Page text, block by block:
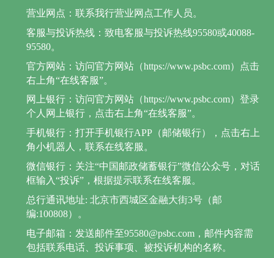
营业网点：联系我行营业网点工作人员。
客服与投诉热线：致电客服与投诉热线95580或40088-
95580。
官方网站：访问官方网站（https://www.psbc.com）点击
右上角“在线客服”。
网上银行：访问官方网站（https://www.psbc.com）登录
个人网上银行，点击右上角“在线客服”。
手机银行：打开手机银行APP（邮储银行），点击右上
角小机器人，联系在线客服。
微信银行：关注“中国邮政储蓄银行”微信公众号，对话
框输入“投诉”，根据提示联系在线客服。
总行通讯地址: 北京市西城区金融大街3号（邮
编:100808）。
电子邮箱：发送邮件至95580@psbc.com，邮件内容需
包括联系电话、投诉事项、被投诉机构的名称。